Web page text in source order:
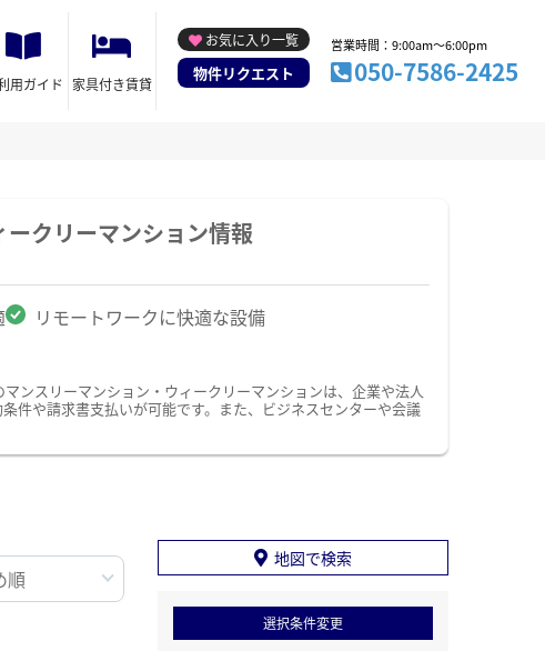
用ガイド 家具付き賃貸
お気に入り一覧
物件リクエスト
営業時間：9:00am～6:00pm
050-7586-2425
クリーマンション情報
リモートワークに快適な設備
ンスリーマンション・ウィークリーマンションは、企業や法人
件や請求書支払いが可能です。また、ビジネスセンターや会議
地図で検索
選択条件変更